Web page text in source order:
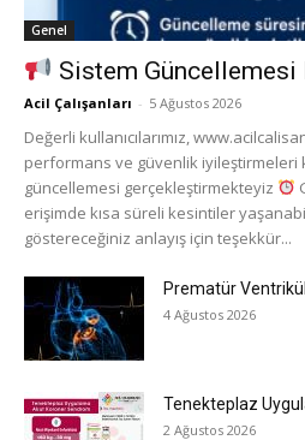
Genel
Sistem Güncellemesi
Acil Çalışanları - 5 Ağustos 2026
Değerli kullanıcılarımız,
performans ve güvenlik iyileştirmeleri
güncellemesi gerçekleştirmekteyiz
erişimde kısa süreli kesintiler
göstereceğiniz anlayış için teşekkür...
Prematür
4 Ağustos 2026
Tenekteplaz
2 Ağustos 2026